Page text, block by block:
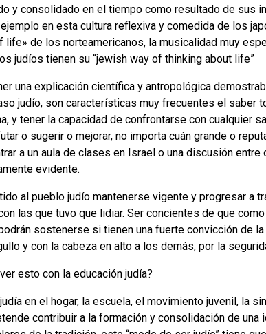
y consolidado en el tiempo como resultado de
en esta cultura reflexiva y comedida de los
life» de los norteamericanos, la musicalidad muy
judíos tienen su “jewish way of thinking about life”
una explicación científica y antropológica
judío, son características muy frecuentes el saber
y tener la capacidad de confrontarse con cualquier
o sugerir o mejorar, no importa cuán grande o
a un aula de clases en Israel o una discusión
evidente.
al pueblo judío mantenerse vigente y progresar a
las que tuvo que lidiar. Ser concientes de que
sostenerse si tienen una fuerte convicción de
y con la cabeza en alto a los demás, por la
esto con la educación judía?
en el hogar, la escuela, el movimiento juvenil, la
contribuir a la formación y consolidación de